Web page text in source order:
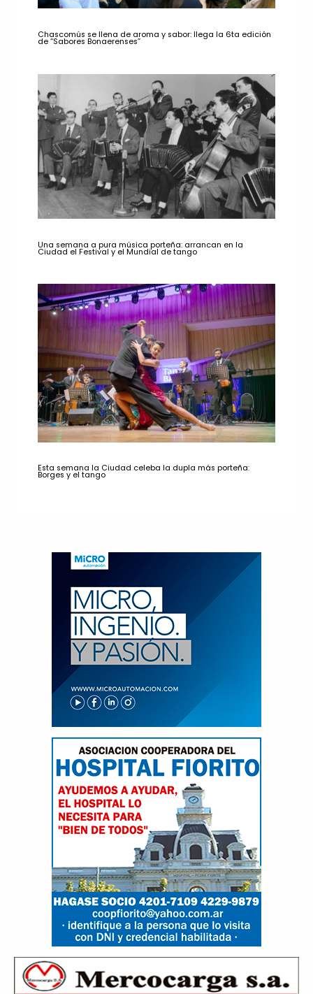
Chascomús se llena de aroma y sabor: llega la 6ta edición
de “Sabores Bonaerenses”
Una semana a pura música porteña: arrancan en la
Ciudad el Festival y el Mundial de tango
Esta semana la Ciudad celeba la dupla más porteña:
Borges y el tango